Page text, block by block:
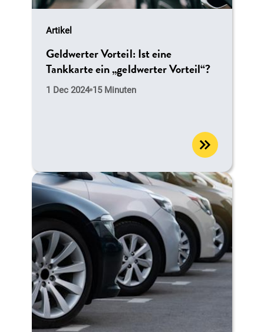
Artikel
Geldwerter Vorteil: Ist eine
Tankkarte ein „geldwerter Vorteil“?
1 Dec 2024 15 Minuten